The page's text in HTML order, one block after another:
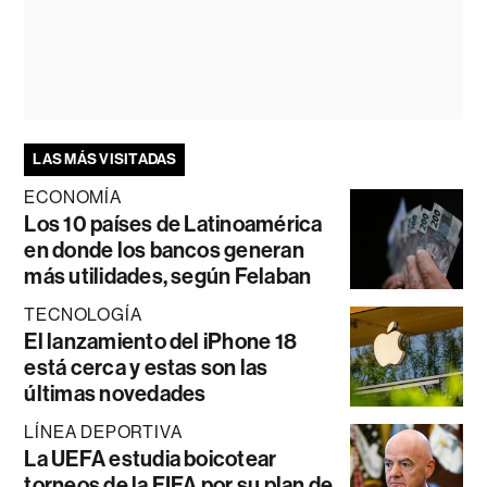
LAS MÁS VISITADAS
ECONOMÍA
Los 10 países de Latinoamérica
en donde los bancos generan
más utilidades, según Felaban
TECNOLOGÍA
El lanzamiento del iPhone 18
está cerca y estas son las
últimas novedades
LÍNEA DEPORTIVA
La UEFA estudia boicotear